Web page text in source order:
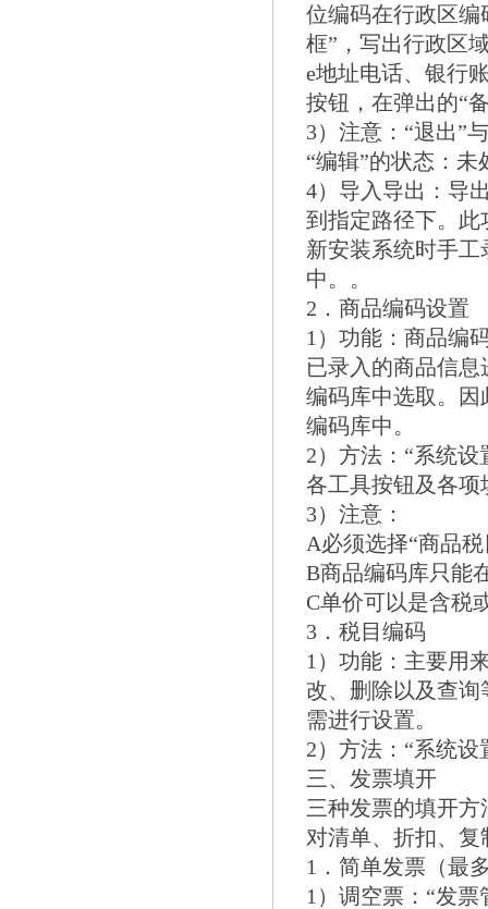
位编码在行政区编
框”，写出行政区
e地址电话、银行
按钮，在弹出的“
3）注意：“退出”
“编辑”的状态：
4）导入导出：导
到指定路径下。
新安装系统时手
中。。
2．商品编码设置
1）功能：商品编
已录入的商品信
编码库中选取。
编码库中。
2）方法：“系统设
各工具按钮及各
3）注意：
A必须选择“商品税
B商品编码库只能
C单价可以是含税
3．税目编码
1）功能：主要用
改、删除以及查
需进行设置。
2）方法：“系统设
三、发票填开
三种发票的填开
对清单、折扣、
1．简单发票（最
1）调空票：“发